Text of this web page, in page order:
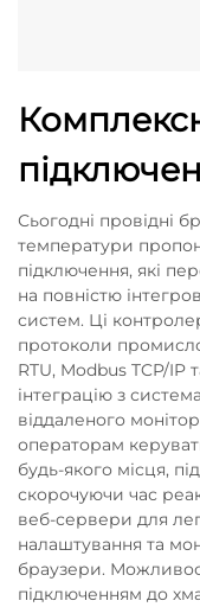
Сьогодні провідні
температури
підключення, які
на повністю
систем. Ці
протоколи
RTU, Modbus TCP/IP
інтеграцію з
віддаленого
операторам
будь-якого місця,
скорочуючи час
веб-сервери для
налаштування та
браузери.
підключенням до